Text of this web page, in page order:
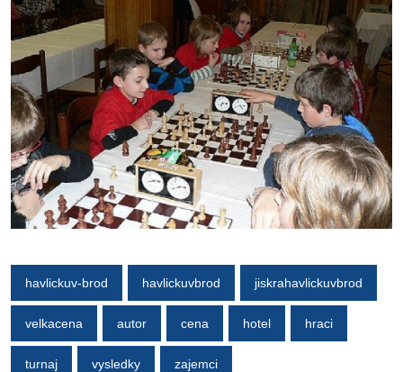
havlickuv-brod havlickuvbrod jiskrahavlickuvbrod
velkacena autor cena hotel hraci
turnaj vysledky zajemci